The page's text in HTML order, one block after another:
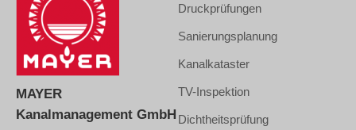
MAYER
Kanalmanagement GmbH
Druckprüfungen
Sanierungsplanung
Kanalkataster
TV-Inspektion
Dichtheitsprüfung